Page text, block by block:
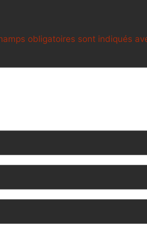
obligatoires sont indiqués